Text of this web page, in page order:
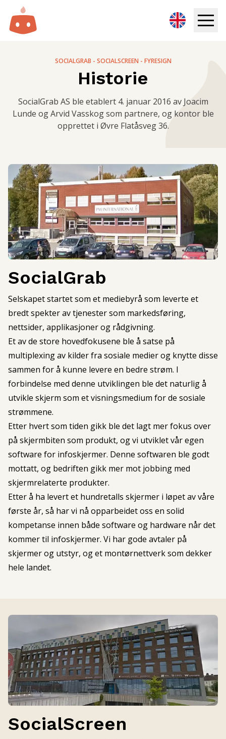
Ressurser
Logg inn
Prøv gratis
Book demo
SOCIALGRAB - SOCIALSCREEN - FYRESIGN
Historie
SocialGrab AS ble etablert 4. januar 2016 av Joacim
Lunde og Arvid Vasskog som partnere, og kontor ble
opprettet i Øvre Flatåsveg 36.
SocialGrab
Selskapet startet som et mediebyrå som leverte et
bredt spekter av tjenester som markedsføring,
nettsider, applikasjoner og rådgivning.
Et av de store hovedfokusene ble å satse på
multiplexing av kilder fra sosiale medier og knytte disse
sammen for å kunne levere en bedre strøm. I
forbindelse med denne utviklingen ble det naturlig å
utvikle skjerm som et visningsmedium for de sosiale
strømmene.
Etter hvert som tiden gikk ble det lagt mer fokus over
på skjermbiten som produkt, og vi utviklet vår egen
software for infoskjermer. Denne softwaren ble godt
mottatt, og bedriften gikk mer mot jobbing med
skjermrelaterte produkter.
Etter å ha levert et hundretalls skjermer i løpet av våre
første år, så har vi nå opparbeidet oss en solid
kompetanse innen både software og hardware når det
kommer til infoskjermer. Vi har gode avtaler på
skjermer og utstyr, og et montørnettverk som dekker
hele landet.
SocialScreen